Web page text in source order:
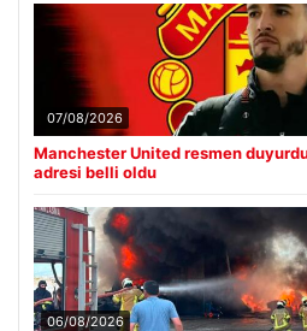
07/08/2026
Manchester United resmen
adresi belli oldu
06/08/2026